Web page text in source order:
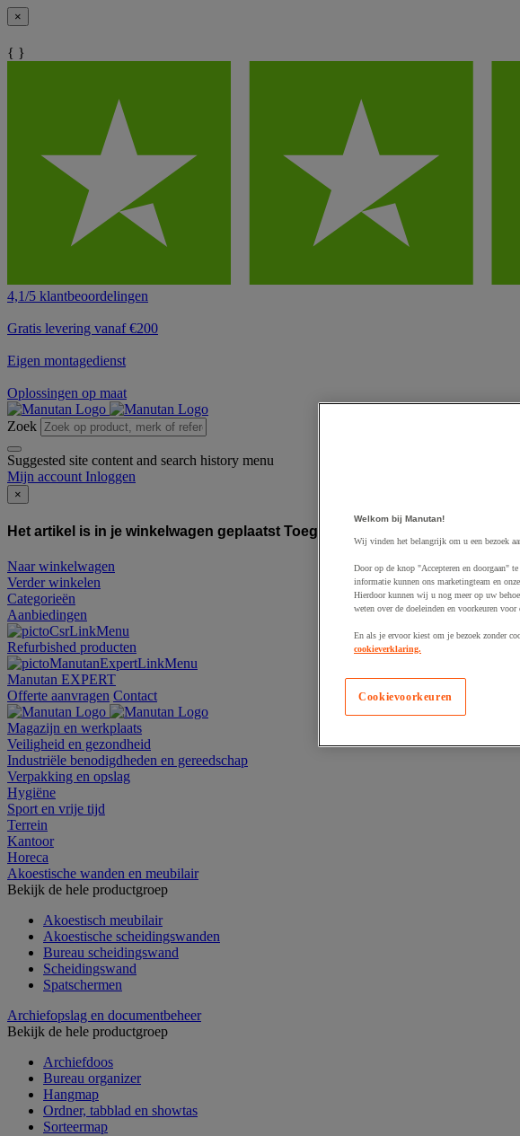
×
{ }
4,1/5 klantbeoordelingen
Gratis levering vanaf €200
Eigen montagedienst
Oplossingen op maat
Zoek
Suggested site content and search history menu
Mijn account Inloggen
×
Het artikel is in je winkelwagen geplaatst Toegevoegd aan winkelwagen
Naar winkelwagen
Verder winkelen
Categorieën
Aanbiedingen
Refurbished producten
Manutan EXPERT
Offerte aanvragen Contact
Magazijn en werkplaats
Veiligheid en gezondheid
Industriële benodigdheden en gereedschap
Verpakking en opslag
Hygiëne
Sport en vrije tijd
Terrein
Kantoor
Horeca
Akoestische wanden en meubilair
Bekijk de hele productgroep
Akoestisch meubilair
Akoestische scheidingswanden
Bureau scheidingswand
Scheidingswand
Spatschermen
Archiefopslag en documentbeheer
Bekijk de hele productgroep
Archiefdoos
Bureau organizer
Hangmap
Ordner, tabblad en showtas
Sorteermap
Welkom bij Manutan!
Wij vinden het belangrijk om u een bezoek
Door op de knop "Accepteren en doorgaan"
informatie kunnen ons marketingteam en
Hierdoor kunnen wij u nog meer op uw
weten over de doeleinden en voorkeuren
En als je ervoor kiest om je bezoek zonder
cookieverklaring.
Cookievoorkeuren